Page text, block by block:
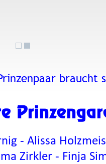
braucht
- Alissa
Zirkler - Finja